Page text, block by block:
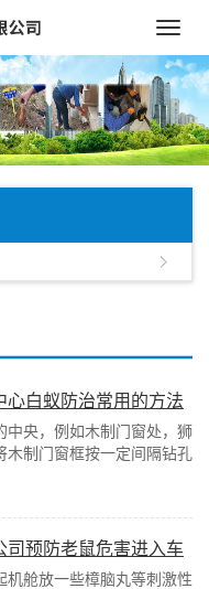
心白蚁防治常用的方法
中央，例如木制门窗处，狮
木制门窗框按一定间隔钻孔
壤同时也要喷洒药液，使木
有一定的毒素，白蚁活动
中毒沦亡。
司预防老鼠危害进入车
机舱放一些樟脑丸等刺激性